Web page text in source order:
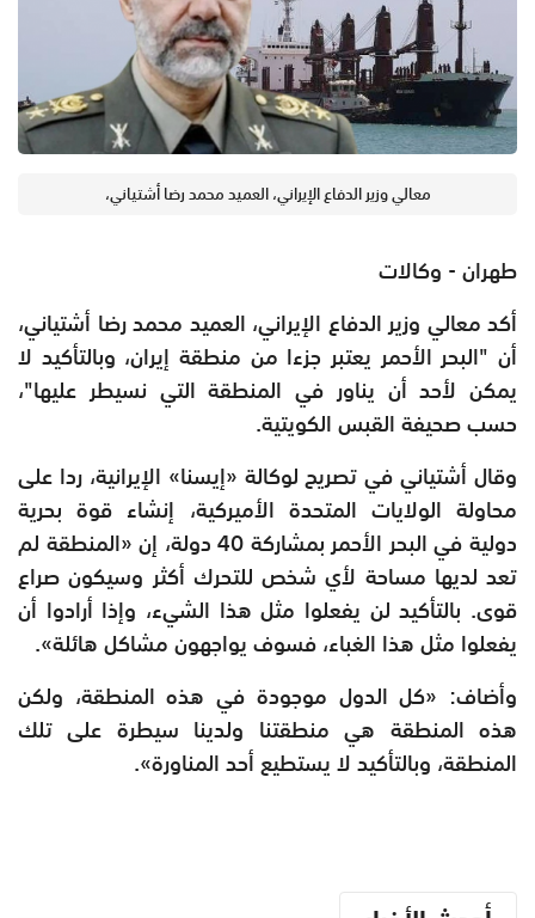
معالي وزير الدفاع الإيراني، العميد محمد رضا أشتياني،
طهران - وكالات
أكد معالي وزير الدفاع الإيراني، العميد محمد رضا أشتياني،
أن "البحر الأحمر يعتبر جزءا من منطقة إيران، وبالتأكيد لا
يمكن لأحد أن يناور في المنطقة التي نسيطر عليها"،
حسب صحيفة القبس الكويتية.
وقال أشتياني في تصريح لوكالة «إيسنا» الإيرانية، ردا على
محاولة الولايات المتحدة الأميركية، إنشاء قوة بحرية
دولية في البحر الأحمر بمشاركة 40 دولة، إن «المنطقة لم
تعد لديها مساحة لأي شخص للتحرك أكثر وسيكون صراع
قوى. بالتأكيد لن يفعلوا مثل هذا الشيء، وإذا أرادوا أن
يفعلوا مثل هذا الغباء، فسوف يواجهون مشاكل هائلة».
وأضاف: «كل الدول موجودة في هذه المنطقة، ولكن
هذه المنطقة هي منطقتنا ولدينا سيطرة على تلك
المنطقة، وبالتأكيد لا يستطيع أحد المناورة».